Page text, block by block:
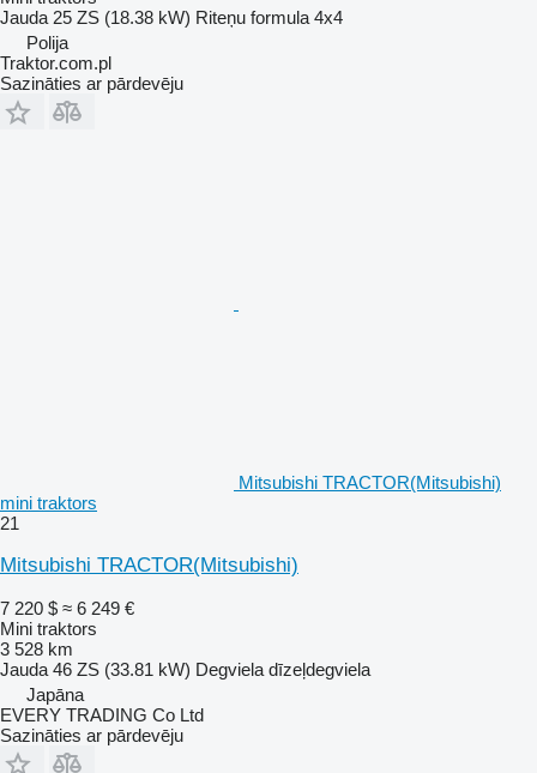
Jauda 25 ZS (18.38 kW) Riteņu formula 4x4
Polija
Traktor.com.pl
Sazināties ar pārdevēju
Mitsubishi TRACTOR(Mitsubishi)
mini traktors
21
Mitsubishi TRACTOR(Mitsubishi)
7 220 $ ≈ 6 249 €
Mini traktors
3 528 km
Jauda 46 ZS (33.81 kW) Degviela dīzeļdegviela
Japāna
EVERY TRADING Co Ltd
Sazināties ar pārdevēju